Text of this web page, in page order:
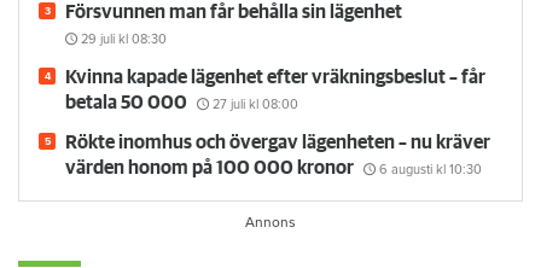
Försvunnen man får behålla sin lägenhet
29 juli kl 08:30
Kvinna kapade lägenhet efter vräkningsbeslut – får
betala 50 000
27 juli kl 08:00
Rökte inomhus och övergav lägenheten – nu kräver
värden honom på 100 000 kronor
6 augusti kl 10:30